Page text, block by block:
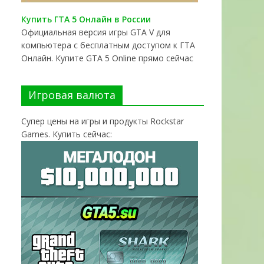
Купить ГТА 5 Онлайн в России
Официальная версия игры GTA V для
компьютера с бесплатным доступом к ГТА
Онлайн. Купите GTA 5 Online прямо сейчас
Игровая валюта
Супер цены на игры и продукты Rockstar
Games. Купить сейчас: